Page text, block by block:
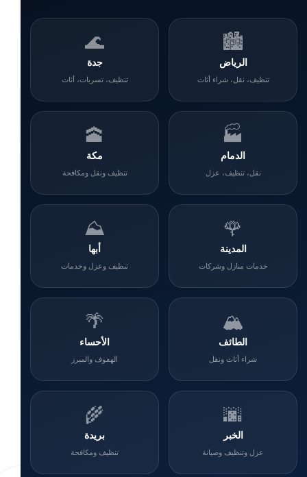
🏙️
الرياض
تنظيف، نقل، شراء أثاث
🌊
جدة
تنظيف، تسربات، أثاث
🏭
الدمام
نقل، تنظيف، عزل
🕋
مكة
تنظيف ونقل ومكافحة
🌹
المدينة
خدمات منازل وشركات
⛰️
أبها
تنظيف وعزل وخدمات
🏔️
الطائف
شراء أثاث ونقل
🌴
الأحساء
الهفوف والمبرز
🌆
الخبر
عزل وتنظيف وصيانة
🌾
بريدة
تنظيف ومكافحة